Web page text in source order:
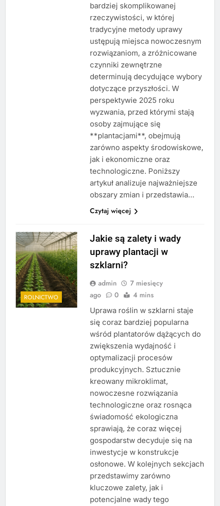
bardziej skomplikowanej
rzeczywistości, w której
tradycyjne metody uprawy
ustępują miejsca nowoczesnym
rozwiązaniom, a zróżnicowane
czynniki zewnętrzne
determinują decydujące wybory
dotyczące przyszłości. W
perspektywie 2025 roku
wyzwania, przed którymi stają
osoby zajmujące się
**plantacjami**, obejmują
zarówno aspekty środowiskowe,
jak i ekonomiczne oraz
technologiczne. Poniższy
artykuł analizuje najważniejsze
obszary zmian i przedstawia…
Czytaj więcej
ROLNICTWO
Jakie są zalety i wady
uprawy plantacji w
szklarni?
admin
7 miesięcy
ago
0 4 mins
Uprawa roślin w szklarni staje
się coraz bardziej popularna
wśród plantatorów dążących do
zwiększenia wydajność i
optymalizacji procesów
produkcyjnych. Sztucznie
kreowany mikroklimat,
nowoczesne rozwiązania
technologiczne oraz rosnąca
świadomość ekologiczna
sprawiają, że coraz więcej
gospodarstw decyduje się na
inwestycje w konstrukcje
osłonowe. W kolejnych sekcjach
przedstawimy zarówno
kluczowe zalety, jak i
potencjalne wady tego